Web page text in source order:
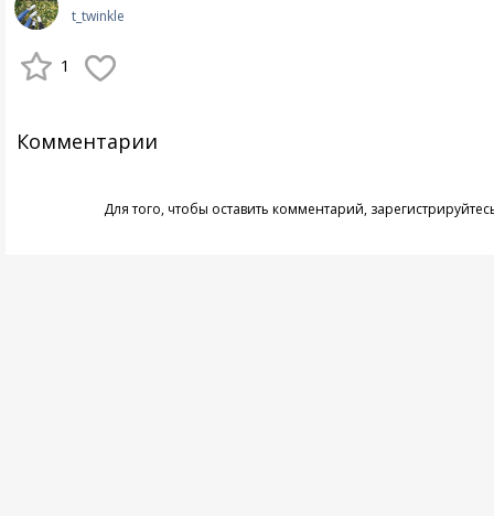
t_twinkle
1
Комментарии
Для того, чтобы оставить комментарий,